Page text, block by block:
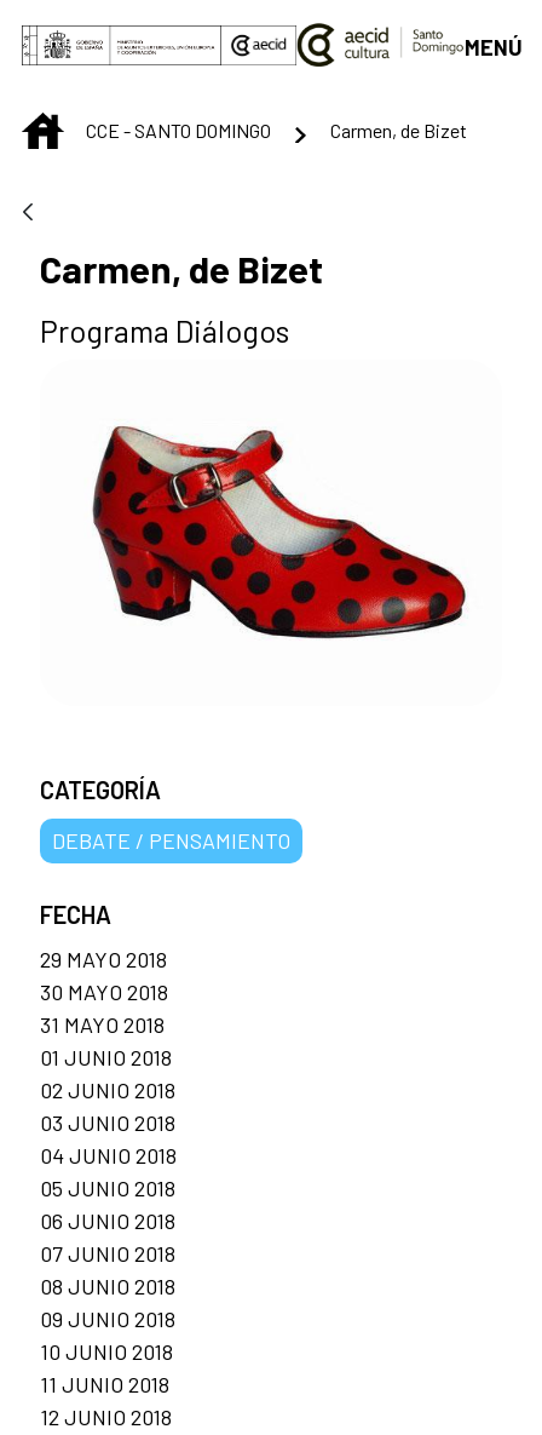
Saltar al contenido principal
MENÚ
INICIOCCE - SANTO DOMINGO Carmen, de Bizet
Carmen, de Bizet
Programa Diálogos
CATEGORÍA
DEBATE / PENSAMIENTO
FECHA
29 MAYO 2018
30 MAYO 2018
31 MAYO 2018
01 JUNIO 2018
02 JUNIO 2018
03 JUNIO 2018
04 JUNIO 2018
05 JUNIO 2018
06 JUNIO 2018
07 JUNIO 2018
08 JUNIO 2018
09 JUNIO 2018
10 JUNIO 2018
11 JUNIO 2018
12 JUNIO 2018